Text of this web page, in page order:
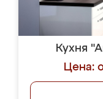
Кухня
Цена: